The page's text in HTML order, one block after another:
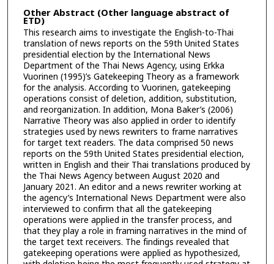
Other Abstract (Other language abstract of
ETD)
This research aims to investigate the English-to-Thai
translation of news reports on the 59th United States
presidential election by the International News
Department of the Thai News Agency, using Erkka
Vuorinen (1995)’s Gatekeeping Theory as a framework
for the analysis. According to Vuorinen, gatekeeping
operations consist of deletion, addition, substitution,
and reorganization. In addition, Mona Baker’s (2006)
Narrative Theory was also applied in order to identify
strategies used by news rewriters to frame narratives
for target text readers. The data comprised 50 news
reports on the 59th United States presidential election,
written in English and their Thai translations produced by
the Thai News Agency between August 2020 and
January 2021. An editor and a news rewriter working at
the agency’s International News Department were also
interviewed to confirm that all the gatekeeping
operations were applied in the transfer process, and
that they play a role in framing narratives in the mind of
the target text receivers. The findings revealed that
gatekeeping operations were applied as hypothesized,